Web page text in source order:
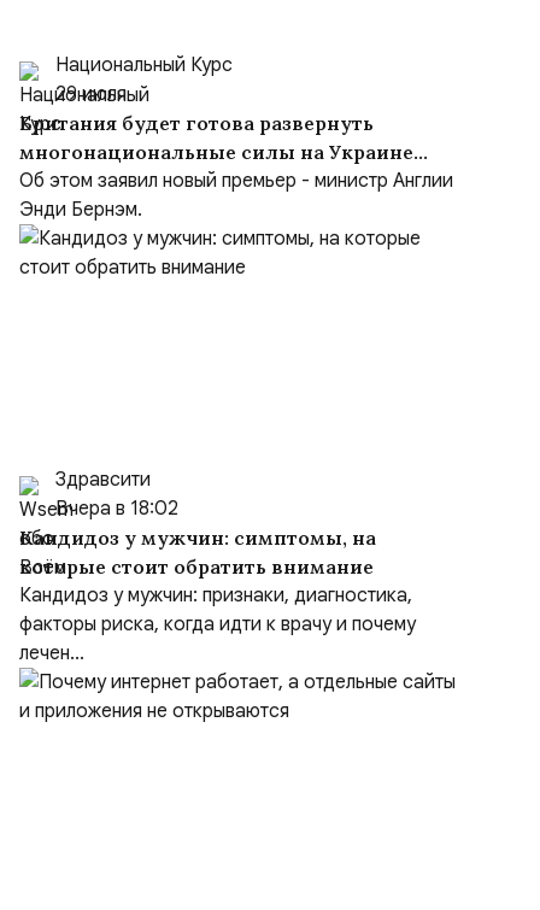
Национальный Курс
29 июля
Британия будет готова развернуть
многонациональные силы на Украине
после заключения мирного соглашения
Об этом заявил новый премьер - министр Англии
Энди Бернэм.
Здравсити
Вчера в 18:02
Кандидоз у мужчин: симптомы, на
которые стоит обратить внимание
Кандидоз у мужчин: признаки, диагностика,
факторы риска, когда идти к врачу и почему
лечен...